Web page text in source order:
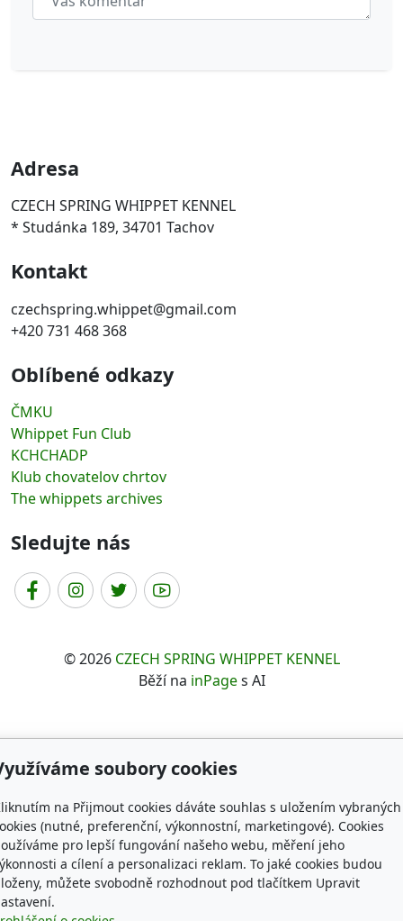
Adresa
CZECH SPRING WHIPPET KENNEL
* Studánka 189, 34701 Tachov
Kontakt
czechspring.whippet@gmail.com
+420 731 468 368
Oblíbené odkazy
ČMKU
Whippet Fun Club
KCHCHADP
Klub chovatelov chrtov
The whippets archives
Sledujte nás
© 2026 CZECH SPRING WHIPPET KENNEL
Běží na inPages AI
soubory cookies
na Přijmout cookies dáváte souhlas s uložením vybraných
(nutné, preferenční, výkonnostní, marketingové). Cookies
pro lepší fungování našeho webu, měření jeho
a cílení a personalizaci reklam. To jaké cookies budou
můžete svobodně rozhodnout pod tlačítkem Upravit